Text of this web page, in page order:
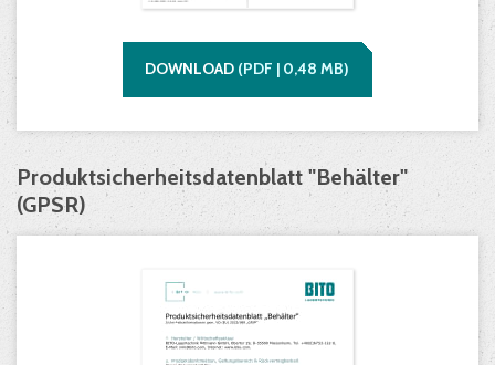
DOWNLOAD (PDF | 0,48 MB)
Produktsicherheitsdatenblatt "Behälter"
(GPSR)